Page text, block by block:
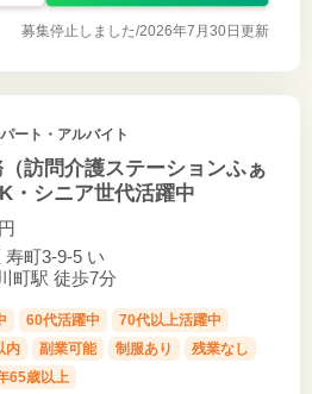
募集停止しました/2026年7月30日更新
ート・アルバイト
訪問介護ステーションふぁ
・シニア世代活躍中
町3-9-5 い
町駅 徒歩7分
60代活躍中
70代以上活躍中
内 副業可能 制服あり
残業なし
65歳以上